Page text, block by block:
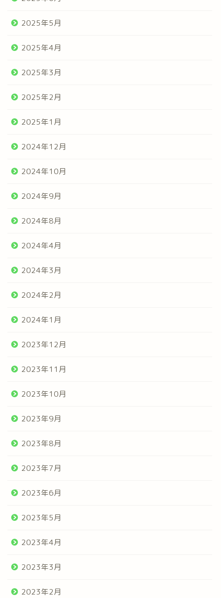
2025年5月
2025年4月
2025年3月
2025年2月
2025年1月
2024年12月
2024年10月
2024年9月
2024年8月
2024年4月
2024年3月
2024年2月
2024年1月
2023年12月
2023年11月
2023年10月
2023年9月
2023年8月
2023年7月
2023年6月
2023年5月
2023年4月
2023年3月
2023年2月